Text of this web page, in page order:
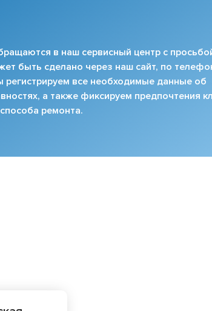
в наш сервисный центр с
быть сделано через наш сайт, по
все необходимые данные об
а также фиксируем предпочтения
ремонта.